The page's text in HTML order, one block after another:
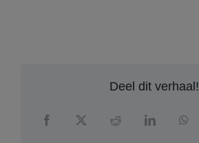
Deel dit verhaal!